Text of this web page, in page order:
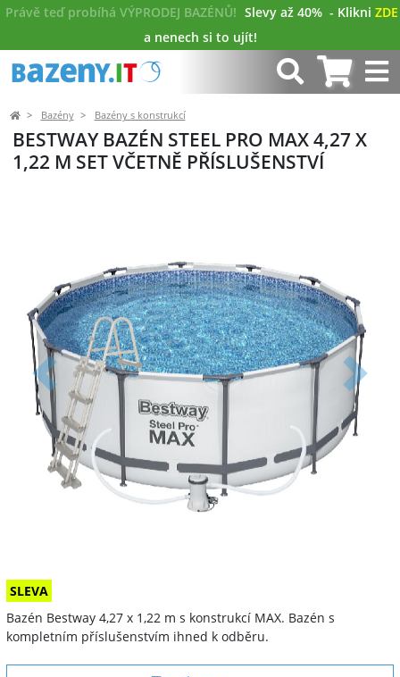
Právě teď probíhá VÝPRODEJ BAZÉNŮ! Slevy až 40% - Klikni ZDE
a nenech si to ujít!
Bazény Bazény s konstrukcí
BESTWAY BAZÉN STEEL PRO MAX 4,27 X
1,22 M SET VČETNĚ PŘÍSLUŠENSTVÍ
Předchozí Další
SLEVA
Bazén Bestway 4,27 x 1,22 m s konstrukcí MAX. Bazén s
kompletním příslušenstvím ihned k odběru.